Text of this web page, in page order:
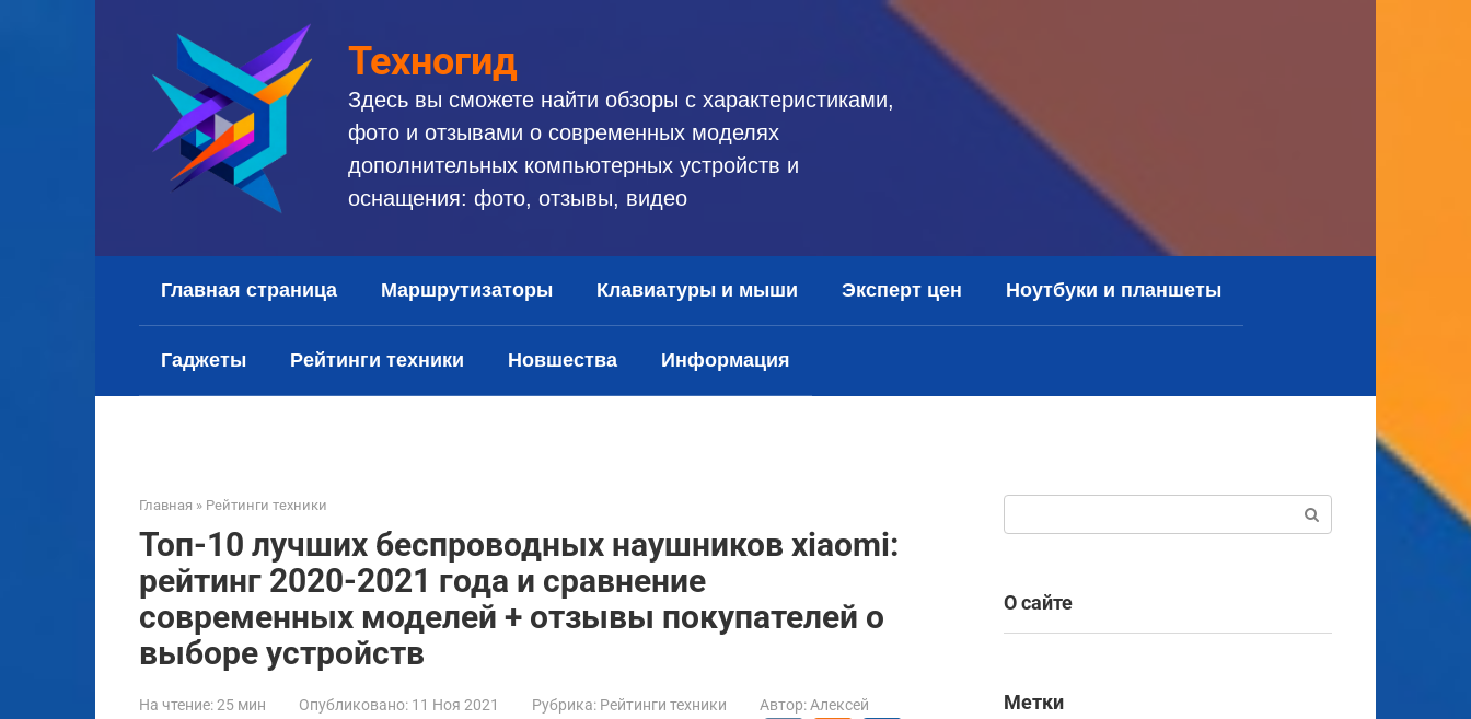
Техногид
Здесь вы сможете найти обзоры с характеристиками,
фото и отзывами о современных моделях
дополнительных компьютерных устройств и
оснащения: фото, отзывы, видео
Главная страница Маршрутизаторы Клавиатуры и мыши Эксперт цен Ноутбуки и планшеты
Гаджеты Рейтинги техники Новшества Информация
Главная » Рейтинги техники
Топ-10 лучших беспроводных наушников xiaomi:
рейтинг 2020-2021 года и сравнение
современных моделей + отзывы покупателей о
выборе устройств
На чтение:25 мин Опубликовано: 11 Ноя 2021 Рубрика: Рейтинги техники Автор: Алексей
О сайте
Метки